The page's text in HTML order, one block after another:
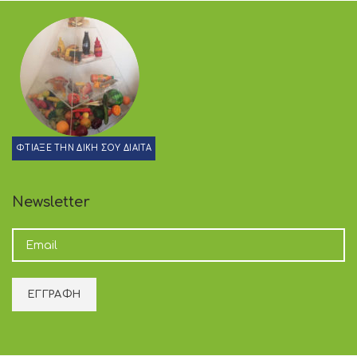
ΦΤΙΑΞΕ ΤΗΝ ΔΙΚΗ ΣΟΥ ΔΙΑΙΤΑ
Newsletter